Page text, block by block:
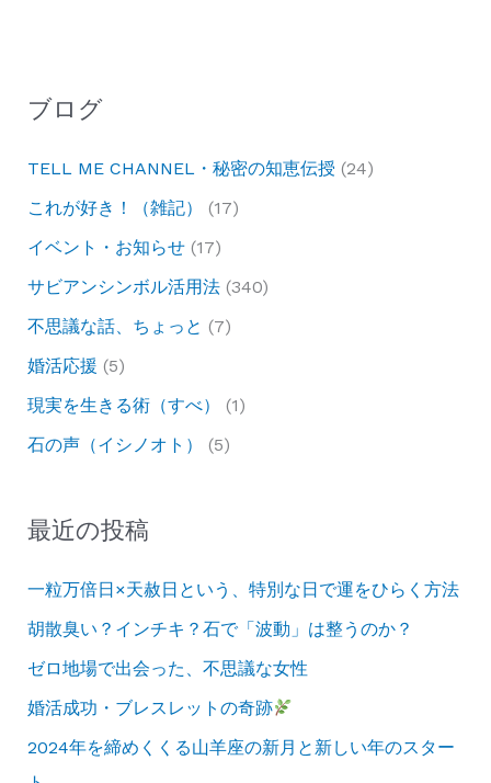
ブログ
TELL ME CHANNEL・秘密の知恵伝授 (24)
これが好き！（雑記）
(17)
イベント・お知らせ(17)
サビアンシンボル活用法(340)
不思議な話、ちょっと (7)
婚活応援 (5)
現実を生きる術（すべ）
(1)
石の声（イシノオト）
(5)
最近の投稿
一粒万倍日×天赦日という、特別な日で運をひらく方法
胡散臭い？インチキ？石で「波動」は整うのか？
ゼロ地場で出会った、不思議な女性
婚活成功・ブレスレットの奇跡
2024年を締めくくる山羊座の新月と新しい年のスター